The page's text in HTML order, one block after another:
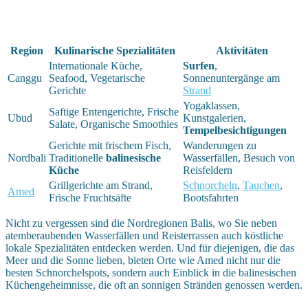
Region Kulinarische Spezialitäten Aktivitäten
Canggu
Internationale Küche,
Seafood, Vegetarische
Gerichte
Surfen,
Sonnenuntergänge am
Strand
Ubud
Saftige Entengerichte, Frische
Salate, Organische Smoothies
Yogaklassen,
Kunstgalerien,
Tempelbesichtigungen
Nordbali
Gerichte mit frischem Fisch,
Traditionelle balinesische
Küche
Wanderungen zu
Wasserfällen, Besuch von
Reisfeldern
Amed
Grillgerichte am Strand,
Frische Fruchtsäfte
Schnorcheln, Tauchen,
Bootsfahrten
Nicht zu vergessen sind die Nordregionen Balis, wo Sie neben
atemberaubenden Wasserfällen und Reisterrassen auch köstliche
lokale Spezialitäten entdecken werden. Und für diejenigen, die das
Meer und die Sonne lieben, bieten Orte wie Amed nicht nur die
besten Schnorchelspots, sondern auch Einblick in die balinesischen
Küchengeheimnisse, die oft an sonnigen Stränden genossen werden.